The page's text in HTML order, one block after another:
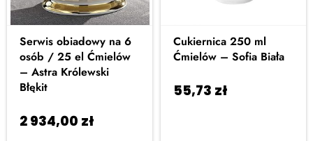
Serwis obiadowy na 6
osób / 25 el Ćmielów
– Astra Królewski
Błękit
2 934,00 zł
Cukiernica 250 ml
Ćmielów – Sofia Biała
55,73 zł